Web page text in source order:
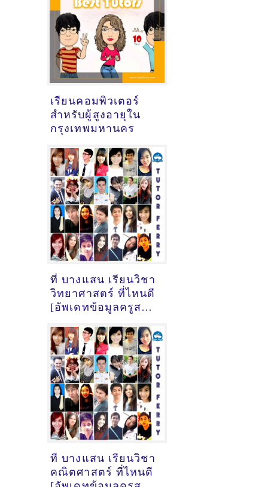
เรียนคอมพิวเตอร์
สำหรับผู้สูงอายุใน
กรุงเทพมหานคร
ที่ บางแสน เรียนวิชา
วิทยาศาสตร์ ที่ไหนดี
[อัพเดทข้อมูลครูสอน
เมื่อ18/10/2024,
9:16:56]
ที่ บางแสน เรียนวิชา
คณิตศาสตร์ ที่ไหนดี